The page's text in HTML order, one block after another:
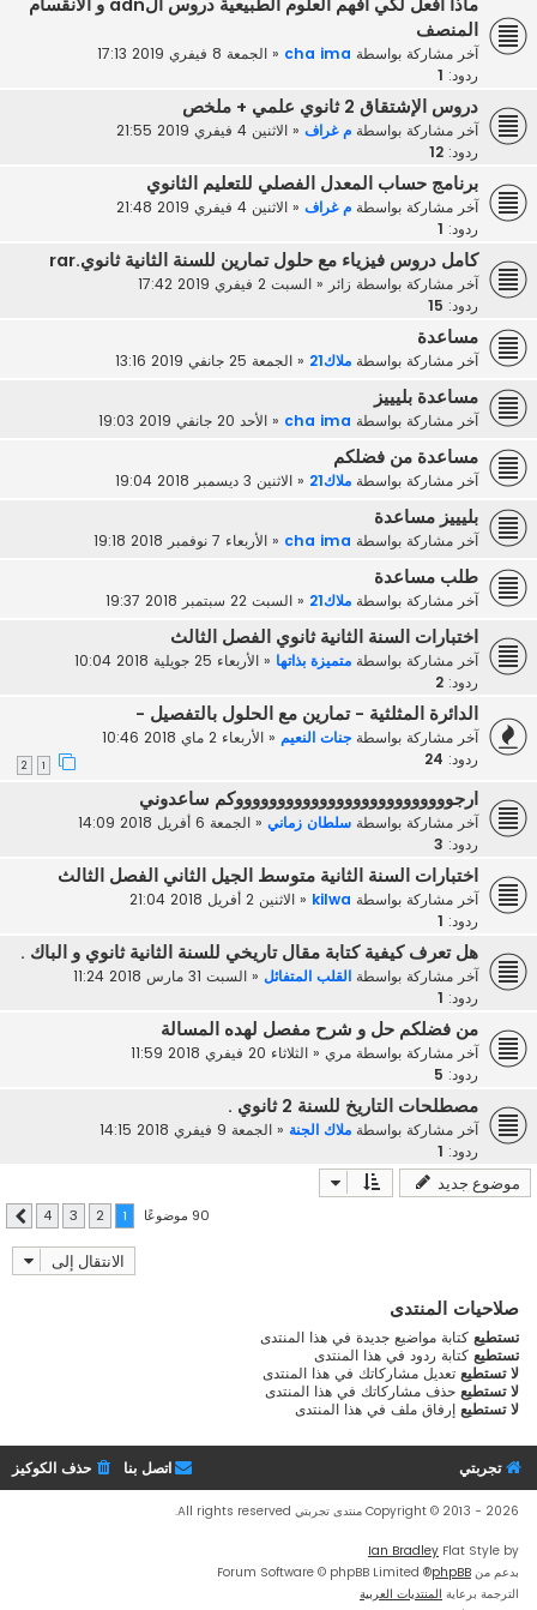
ماذا افعل لكي افهم العلوم الطبيعية دروس الadn و الانقسام
المنصف
آخر مشاركة بواسطة cha ima
« الجمعة 8 فيفري 2019 17:13
ردود:
دروس الإشتقاق 2 ثانوي علمي + ملخص
آخر مشاركة بواسطة م غراف« الاثنين 4 فيفري 2019 21:55
ردود: 12
برنامج حساب المعدل الفصلي للتعليم الثانوي
آخر مشاركة بواسطة م غراف« الاثنين 4 فيفري 2019 21:48
ردود:
كامل دروس فيزياء مع حلول تمارين للسنة الثانية ثانوي.rar
آخر مشاركة بواسطة زائر« السبت 2 فيفري 2019 17:42
ردود: 15
مساعدة
آخر مشاركة بواسطة ملاك21 « الجمعة 25 جانفي 2019 13:16
مساعدة بليييز
آخر مشاركة بواسطة cha ima
« الأحد 20 جانفي 2019 19:03
مساعدة من فضلكم
آخر مشاركة بواسطة ملاك21 « الاثنين 3 ديسمبر 2018 19:04
بليييز مساعدة
آخر مشاركة بواسطة cha ima
« الأربعاء 7 نوفمبر 2018 19:18
طلب مساعدة
آخر مشاركة بواسطة ملاك21 « السبت 22 سبتمبر 2018 19:37
اختبارات السنة الثانية ثانوي الفصل الثالث
آخر مشاركة بواسطة متميزة بذاتها« الأربعاء 25 جويلية 2018 10:04
ردود: 2
الدائرة المثلثية - تمارين مع الحلول بالتفصيل -
آخر مشاركة بواسطة جنات النعيم« الأربعاء 2 ماي 2018 10:46
ردود: 24
ارجووووووووووووووووووووووووووكم ساعدوني
آخر مشاركة بواسطة سلطان زماني« الجمعة 6 أفريل 2018 14:09
ردود: 3
اختبارات السنة الثانية متوسط الجيل الثاني الفصل الثالث
آخر مشاركة بواسطة kilwa
« الاثنين 2 أفريل 2018 21:04
ردود:
هل تعرف كيفية كتابة مقال تاريخي للسنة الثانية ثانوي و الباك .
آخر مشاركة بواسطة القلب المتفائل« السبت 31 مارس 2018 11:24
ردود:
من فضلكم حل و شرح مفصل لهده المسالة
آخر مشاركة بواسطة مري« الثلاثاء 20 فيفري 2018 11:59
ردود: 5
مصطلحات التاريخ للسنة 2 ثانوي .
آخر مشاركة بواسطة ملاك الجنة« الجمعة 9 فيفري 2018 14:15
ردود:
موضوع جديد
90 موضوعًا 2
3
4 التالي
الانتقال إلى
صلاحيات المنتدى
تستطيعكتابة مواضيع جديدة في هذا المنتدى
تستطيعكتابة ردود في هذا المنتدى
لا تستطيعتعديل مشاركاتك في هذا المنتدى
لا تستطيعحذف مشاركاتك في هذا المنتدى
لا تستطيعإرفاق ملف في هذا المنتدى
تجربتي حذف الكوكيز اتصل بنا
Copyright © 2013 - 2026 منتدى تجربتي All rights reserved.
Flat Style by
Ian Bradley
بدعم منphpBB
® Forum Software © phpBB Limited
الترجمة برعايةالمنتديات العربية